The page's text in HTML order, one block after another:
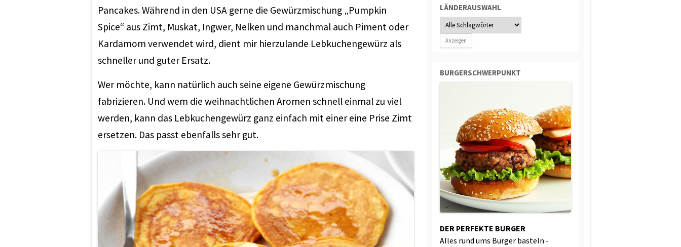
Pancakes. Während in den USA gerne die Gewürzmischung „Pumpkin
Spice“ aus Zimt, Muskat, Ingwer, Nelken und manchmal auch Piment oder
Kardamom verwendet wird, dient mir hierzulande Lebkuchengewürz als
schneller und guter Ersatz.
Wer möchte, kann natürlich auch seine eigene Gewürzmischung
fabrizieren. Und wem die weihnachtlichen Aromen schnell einmal zu viel
werden, kann das Lebkuchengewürz ganz einfach mit einer eine Prise Zimt
ersetzen. Das passt ebenfalls sehr gut.
LÄNDERAUSWAHL
BURGERSCHWERPUNKT
DER PERFEKTE BURGER
Alles rund ums Burger basteln -